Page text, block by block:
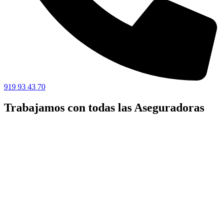
919 93 43 70
Trabajamos con todas las Aseguradoras